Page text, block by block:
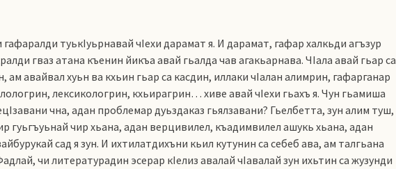
гафаралди туькIуьрнавай чIехи дарамат я. И дарамат, гафар халкьди агъзур
гваз атана къенин йикъа авай гьалда чав агакьарнава. ЧIала авай гьар са
ам авайвал хуьн ва кхьин гьар са касдин, иллаки чIалан алимрин, гафарганар
лексикологрин, кхьирагрин… хиве авай чIехи гьахъ я. Чун гьамиша
чна, адан проблемар дуьздаказ гьялзавани? Гьелбетта, зун алим туш,
гуьгъуьнай чир хьана, адан верцивилел, къадимвилел ашукь хьана, адан
сад я зун. И ихтилатдихъни кьил кутунин са себеб ава, ам талгьана
чи литературадин эсерар кIелиз авалай чIавалай зун ихьтин са жузунди